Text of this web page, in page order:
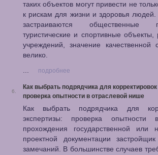
таких объектов могут привести не
к рискам для жизни и здоровья людей.
застраиваются общественные
туристические и спортивные объекты,
учреждений, значение качественной
велико.
...
подробнее
6.
Как выбрать подрядчика для
проверка опытности в отраслевой нише
Как выбрать подрядчика для
экспертизы: проверка
прохождения государственной или
проектной документации
замечаний. В большинстве случаев